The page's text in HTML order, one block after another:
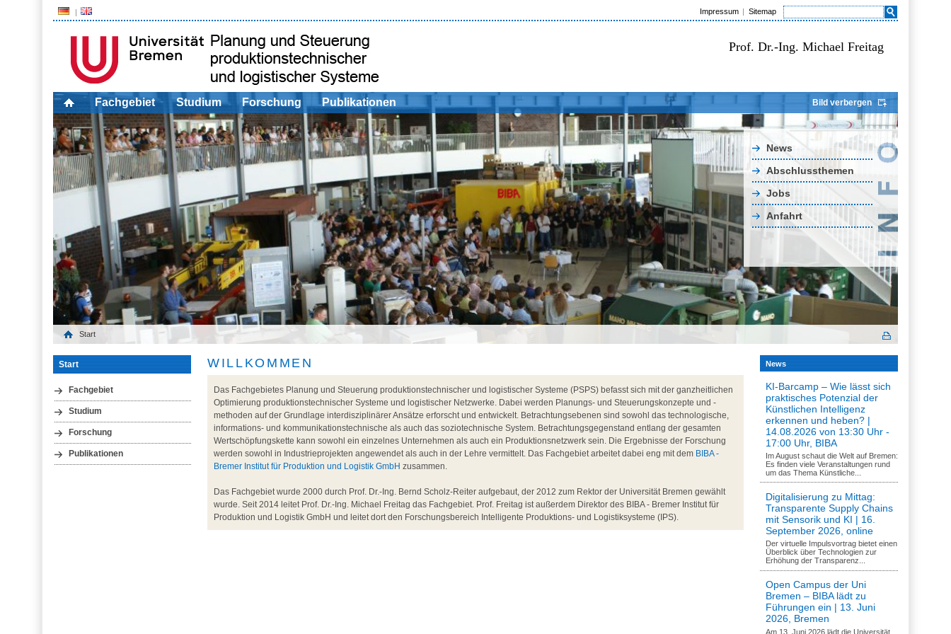
Impressum Sitemap
Prof. Dr.-Ing. Michael Freitag
Fachgebiet Studium Forschung Publikationen Bild verbergen
News
Abschlussthemen
Jobs
Anfahrt
Start
Start
Fachgebiet
Studium
Forschung
Publikationen
WILLKOMMEN
Das Fachgebietes Planung und Steuerung produktionstechnischer und logistischer Systeme (PSPS) befasst sich mit der ganzheitlichen
Optimierung produktionstechnischer Systeme und logistischer Netzwerke. Dabei werden Planungs- und Steuerungskonzepte und -
methoden auf der Grundlage interdisziplinärer Ansätze erforscht und entwickelt. Betrachtungsebenen sind sowohl das technologische,
informations- und kommunikationstechnische als auch das soziotechnische System. Betrachtungsgegenstand entlang der gesamten
Wertschöpfungskette kann sowohl ein einzelnes Unternehmen als auch ein Produktionsnetzwerk sein. Die Ergebnisse der Forschung
werden sowohl in Industrieprojekten angewendet als auch in der Lehre vermittelt. Das Fachgebiet arbeitet dabei eng mit dem BIBA -
Bremer Institut für Produktion und Logistik GmbH zusammen.
Das Fachgebiet wurde 2000 durch Prof. Dr.-Ing. Bernd Scholz-Reiter aufgebaut, der 2012 zum Rektor der Universität Bremen gewählt
wurde. Seit 2014 leitet Prof. Dr.-Ing. Michael Freitag das Fachgebiet. Prof. Freitag ist außerdem Direktor des BIBA - Bremer Institut für
Produktion und Logistik GmbH und leitet dort den Forschungsbereich Intelligente Produktions- und Logistiksysteme (IPS).
News
KI-Barcamp – Wie lässt sich
praktisches Potenzial der
Künstlichen Intelligenz
erkennen und heben? |
14.08.2026 von 13:30 Uhr -
17:00 Uhr, BIBA
Im August schaut die Welt auf Bremen:
Es finden viele Veranstaltungen rund
um das Thema Künstliche...
Digitalisierung zu Mittag:
Transparente Supply Chains
mit Sensorik und KI | 16.
September 2026, online
Der virtuelle Impulsvortrag bietet einen
Überblick über Technologien zur
Erhöhung der Transparenz...
Open Campus der Uni
Bremen – BIBA lädt zu
Führungen ein | 13. Juni
2026, Bremen
Am 13. Juni 2026 lädt die Universität